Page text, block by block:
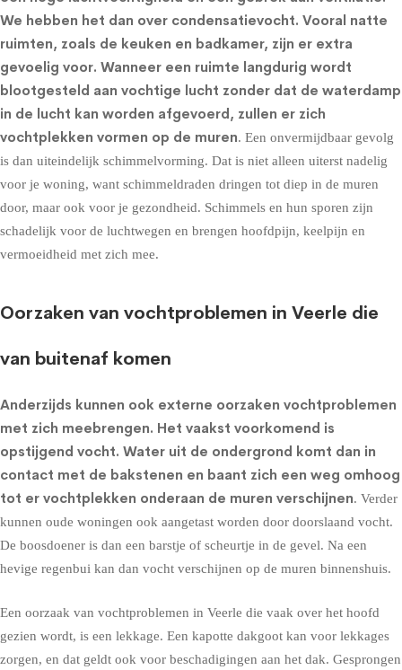
We hebben het dan over condensatievocht. Vooral natte
ruimten, zoals de keuken en badkamer, zijn er extra
gevoelig voor. Wanneer een ruimte langdurig wordt
blootgesteld aan vochtige lucht zonder dat de waterdamp
in de lucht kan worden afgevoerd, zullen er zich
vochtplekken vormen op de muren. Een onvermijdbaar gevolg
is dan uiteindelijk schimmelvorming. Dat is niet alleen uiterst nadelig
voor je woning, want schimmeldraden dringen tot diep in de muren
door, maar ook voor je gezondheid. Schimmels en hun sporen zijn
schadelijk voor de luchtwegen en brengen hoofdpijn, keelpijn en
vermoeidheid met zich mee.
Oorzaken van vochtproblemen in Veerle die
van buitenaf komen
Anderzijds kunnen ook externe oorzaken vochtproblemen
met zich meebrengen. Het vaakst voorkomend is
opstijgend vocht. Water uit de ondergrond komt dan in
contact met de bakstenen en baant zich een weg omhoog
tot er vochtplekken onderaan de muren verschijnen. Verder
kunnen oude woningen ook aangetast worden door doorslaand vocht.
De boosdoener is dan een barstje of scheurtje in de gevel. Na een
hevige regenbui kan dan vocht verschijnen op de muren binnenshuis.
Een oorzaak van vochtproblemen in Veerle die vaak over het hoofd
gezien wordt, is een lekkage. Een kapotte dakgoot kan voor lekkages
zorgen, en dat geldt ook voor beschadigingen aan het dak. Gesprongen